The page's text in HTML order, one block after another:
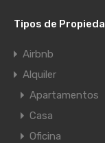
Tipos de
Airbnb
Alquiler
Apartamentos
Casa
Oficina